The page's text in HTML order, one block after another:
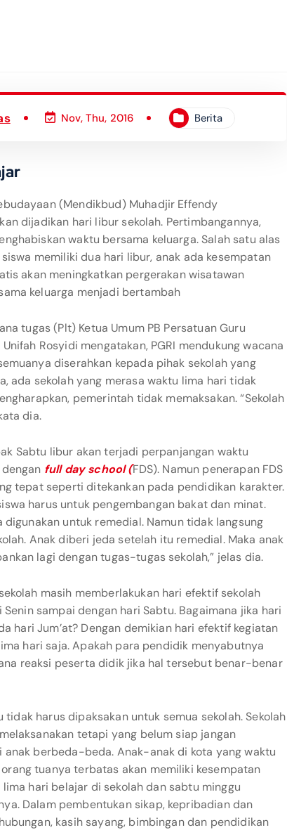
Nov, Thu, 2016 Berita
(Mendikbud) Muhadjir Effendy
dijadikan hari libur sekolah. Pertimbangannya,
waktu bersama keluarga. Salah satu alas
memiliki dua hari libur, anak ada kesempatan
akan meningkatkan pergerakan wisatawan
keluarga menjadi bertambah
tugas (Plt) Ketua Umum PB Persatuan Guru
Rosyidi mengatakan, PGRI mendukung wacana
diserahkan kepada pihak sekolah yang
ada sekolah yang merasa waktu lima hari tidak
pemerintah tidak memaksakan. “Sekolah
dia.
Sabtu libur akan terjadi perpanjangan waktu
full day school (FDS). Namun penerapan FDS
tepat seperti ditekankan pada pendidikan karakter.
harus untuk pengembangan bakat dan minat.
digunakan untuk remedial. Namun tidak langsung
Anak diberi jeda setelah itu remedial. Maka anak
lagi dengan tugas-tugas sekolah,” jelas dia.
masih memberlakukan hari efektif sekolah
sampai dengan hari Sabtu. Bagaimana jika hari
hari Jum’at? Dengan demikian hari efektif kegiatan
hari saja. Apakah para pendidik menyabutnya
reaksi peserta didik jika hal tersebut benar-benar
harus dipaksakan untuk semua sekolah. Sekolah
tetapi yang belum siap jangan
anak berbeda-beda. Anak-anak di kota yang waktu
tuanya terbatas akan memiliki kesempatan
hari belajar di sekolah dan sabtu minggu
Dalam pembentukan sikap, kepribadian dan
kasih sayang, bimbingan dan pendidikan